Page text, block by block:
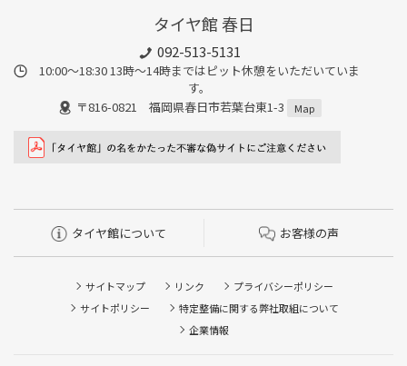
タイヤ館 春日
092-513-5131
10:00～18:30 13時〜14時まではピット休憩をいただいていま
す。
〒816-0821 福岡県春日市若葉台東1-3
Map
タイヤ館について お客様の声
サイトマップ リンク
プライバシーポリシー
サイトポリシー
特定整備に関する弊社取組について
企業情報